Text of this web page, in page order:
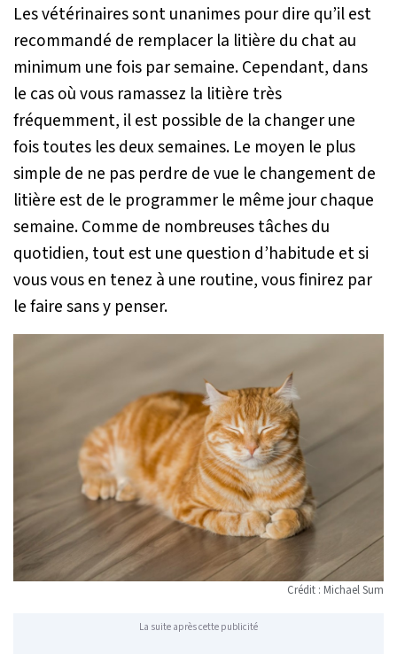
Les vétérinaires sont unanimes pour dire qu’il est
recommandé de remplacer la litière du chat au
minimum une fois par semaine. Cependant, dans
le cas où vous ramassez la litière très
fréquemment, il est possible de la changer une
fois toutes les deux semaines. Le moyen le plus
simple de ne pas perdre de vue le changement de
litière est de le programmer le même jour chaque
semaine. Comme de nombreuses tâches du
quotidien, tout est une question d’habitude et si
vous vous en tenez à une routine, vous finirez par
le faire sans y penser.
Crédit : Michael Sum
La suite après cette publicité